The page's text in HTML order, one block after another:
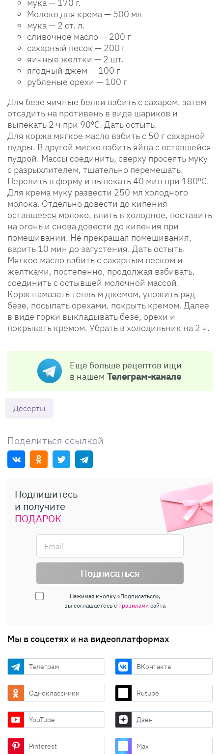
мука — 170 г.
Молоко для крема — 500 мл
мука — 2 ст. л.
сливочное масло — 200 г
сахарный песок — 200 г
яичные желтки — 2 шт.
ягодный джем — 100 г
рубленые орехи — 100 г
Для безе яичные белки взбить с сахаром, затем
отсадить на противень в виде шариков и
выпекать 2 ч при 90ºС. Дать остыть.
Для коржа мягкое масло взбить с 50 г сахарной
пудры. В другой миске взбить яйца с оставшейся
пудрой. Массы соединить, сверху просеять муку
с разрыхлителем, тщательно перемешать.
Перелить в форму и выпекать 40 мин при 180ºС.
Для крема муку развести 250 мл холодного
молока. Отдельно довести до кипения
оставшееся молоко, влить в холодное, поставить
на огонь и снова довести до кипения при
помешивании. Не прекращая помешивания,
варить 10 мин до загустения. Дать остыть.
Мягкое масло взбить с сахарным песком и
желтками, постепенно, продолжая взбивать,
соединить с остывшей молочной массой.
Корж намазать теплым джемом, уложить ряд
безе, посыпать орехами, покрыть кремом. Далее
в виде горки выкладывать безе, орехи и
покрывать кремом. Убрать в холодильник на 2 ч.
Еще больше рецептов ищи
в нашем Телеграм-канале
Десерты
Поделиться ссылкой
Подпишитесь
и получите
ПОДАРОК
Подписаться
Нажимая кнопку «Подписаться»,
вы соглашаетесь с правилами сайта
Мы в соцсетях и на видеоплатформах
Телеграм ВКонтакте
Одноклассники Rutube
YouTube Дзен
Pinterest Max